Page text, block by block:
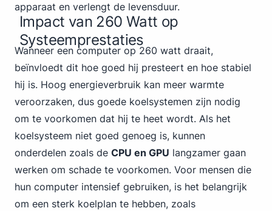
apparaat en verlengt de levensduur.
Impact van 260 Watt op
Systeemprestaties
Wanneer een computer op 260 watt draait,
beïnvloedt dit hoe goed hij presteert en hoe stabiel
hij is. Hoog energieverbruik kan meer warmte
veroorzaken, dus goede koelsystemen zijn nodig
om te voorkomen dat hij te heet wordt. Als het
koelsysteem niet goed genoeg is, kunnen
onderdelen zoals de CPU en GPU langzamer gaan
werken om schade te voorkomen. Voor mensen die
hun computer intensief gebruiken, is het belangrijk
om een sterk koelplan te hebben, zoals